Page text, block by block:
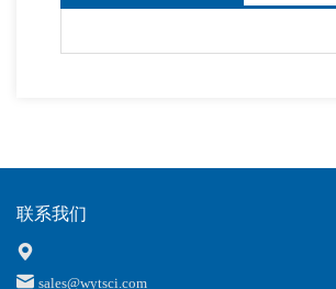
联系我们
sales@wytsci.com